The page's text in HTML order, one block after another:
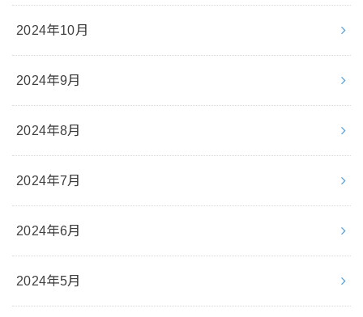
2024年10月
2024年9月
2024年8月
2024年7月
2024年6月
2024年5月